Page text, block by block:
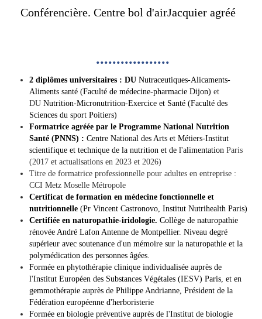
Conférencière. Centre bol d'airJacquier agréé
..................
2 diplômes universitaires : DU Nutraceutiques-Alicaments-
Aliments santé (Faculté de médecine-pharmacie Dijon) et
DU Nutrition-Micronutrition-Exercice et Santé (Faculté des
Sciences du sport Poitiers)
Formatrice agréée par le Programme National Nutrition
Santé (PNNS) : Centre National des Arts et Métiers-Institut
scientifique et technique de la nutrition et de l'alimentation Paris
(2017 et actualisations en 2023 et 2026)
Titre de formatrice professionnelle pour adultes en entreprise :
CCI Metz Moselle Métropole
Certificat de formation en médecine fonctionnelle et
nutritionnelle (Pr Vincent Castronovo, Institut Nutrihealth Paris)
Certifiée en naturopathie-iridologie. Collège de naturopathie
rénovée André Lafon Antenne de Montpellier. Niveau degré
supérieur avec soutenance d'un mémoire sur la naturopathie et la
polymédication des personnes âgées.
Formée en phytothérapie clinique individualisée auprès de
l'Institut Européen des Substances Végétales (IESV) Paris, et en
gemmothérapie auprès de Philippe Andrianne, Président de la
Fédération européenne d'herboristerie
Formée en biologie préventive auprès de l'Institut de biologie